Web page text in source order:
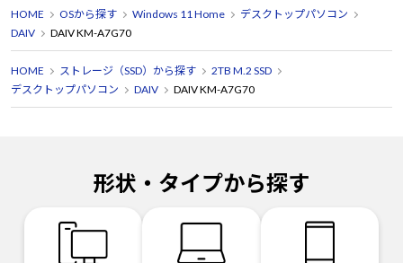
HOME OSから探す Windows 11 Home
デスクトップパソコン
DAIV
DAIV KM-A7G70
HOME ストレージ（SSD）から探す
2TB M.2 SSD
デスクトップパソコン
DAIV DAIV KM-A7G70
形状・タイプから探す